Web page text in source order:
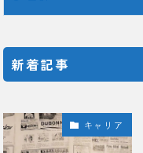
新着記事
キャリア